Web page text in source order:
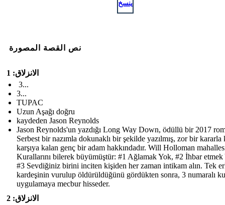
ينسخ
نص القصة المصورة
الانزلاق: 1
3...
3...
TUPAC
Uzun Aşağı doğru
kaydeden Jason Reynolds
Jason Reynolds'un yazdığı Long Way Down, ödüllü bir 2017
Serbest bir nazımla dokunaklı bir şekilde yazılmış, zor bir kararla
karşıya kalan genç bir adam hakkındadır. Will Holloman
Kurallarını bilerek büyümüştür: #1 Ağlamak Yok, #2 İhbar etmek
#3 Sevdiğiniz birini inciten kişiden her zaman intikam alın. Tek
kardeşinin vurulup öldürüldüğünü gördükten sonra, 3 numaralı
uygulamaya mecbur hisseder.
الانزلاق: 2